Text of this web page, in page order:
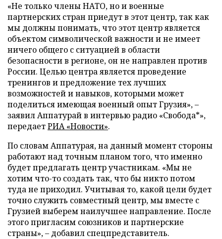
«Не только члены НАТО, но и военные
партнерских стран приедут в этот центр, так как
мы должны понимать, что этот центр является
объектом символической важности и не имеет
ничего общего с ситуацией в области
безопасности в регионе, он не направлен против
России. Целью центра является проведение
тренингов и предложение тех лучших
возможностей и навыков, которыми может
поделиться имеющая военный опыт Грузия», –
заявил Аппатурай в интервью радио «Свобода*»,
передаетРИА «Новости».
По словам Аппатурая, на данный момент стороны
работают над точным планом того, что именно
будет предлагать центр участникам. «Мы не
хотим что-то создать так, что бы никто потом
туда не приходил. Учитывая то, какой цели будет
точно служить совместный центр, мы вместе с
Грузией выберем наилучшее направление. После
этого пригласим союзников и партнерские
страны», – добавил спецпредставитель.